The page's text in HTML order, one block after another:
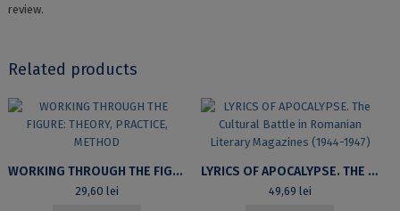
review.
Related products
WORKING THROUGH THE FIGURE: THEORY, PRACTICE, METHOD
29,60 lei
LYRICS OF APOCALYPSE. THE CULTURAL BATTLE IN ROMANIAN LITERARY MAGAZINES (1944-1947)
49,69 lei